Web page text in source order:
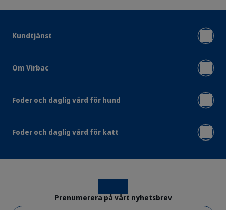
Kundtjänst
Om Virbac
Foder och daglig vård för hund
Foder och daglig vård för katt
Prenumerera på vårt nyhetsbrev